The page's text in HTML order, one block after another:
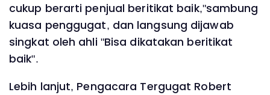
cukup berarti penjual beritikat baik,"sambung
kuasa penggugat, dan langsung dijawab
singkat oleh ahli "Bisa dikatakan beritikat
baik".
Lebih lanjut, Pengacara Tergugat Robert